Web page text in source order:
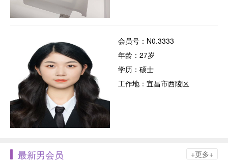
会员号：N0.3333
年龄：27岁
学历：硕士
工作地：宜昌市西陵区
最新男会员 +更多+